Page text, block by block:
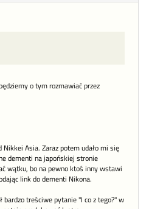
o tym rozmawiać przez
Nikkei Asia. Zaraz potem udało mi się
dementi na japońskiej stronie
wątku, bo na pewno ktoś inny wstawi
link do dementi Nikona.
bardzo treściwe pytanie "I co z tego?" w